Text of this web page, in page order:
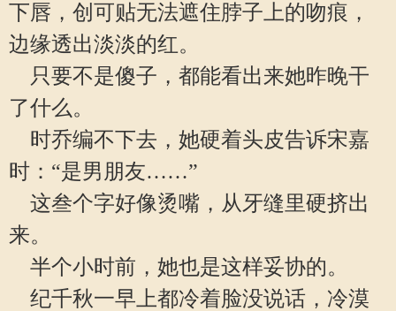
下唇，创可贴无法遮住脖子上的吻痕，
边缘透出淡淡的红。
只要不是傻子，都能看出来她昨晚干
了什么。
时乔编不下去，她硬着头皮告诉宋嘉
时：“是男朋友……”
这叁个字好像烫嘴，从牙缝里硬挤出
来。
半个小时前，她也是这样妥协的。
纪千秋一早上都冷着脸没说话，冷漠